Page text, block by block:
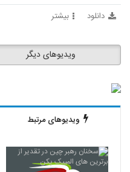
دانلود بیشتر
ویدیوهای دیگر
ویدیوهای مرتبط